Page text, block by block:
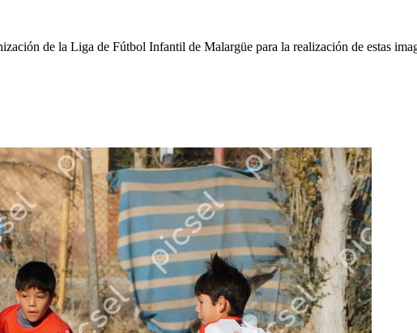
de la Liga de Fútbol Infantil de Malargüe para la realización de estas